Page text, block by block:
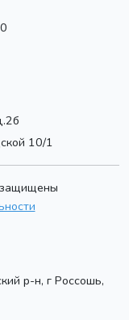
10/1
р-н, г Россошь,